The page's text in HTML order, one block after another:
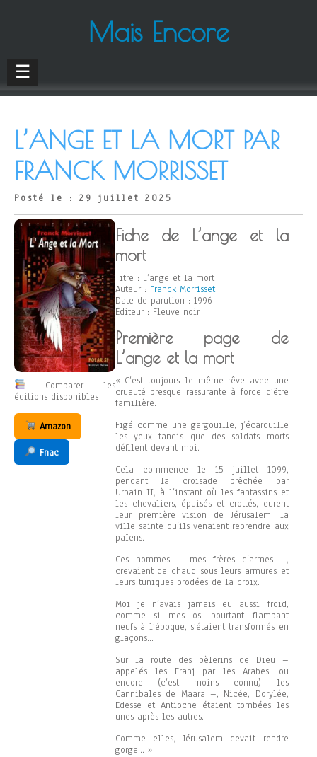
Mais Encore
☰
L’ANGE ET LA MORT PAR
FRANCK MORRISSET
Posté le : 29 juillet 2025
Comparer les
éditions disponibles :
Amazon
Fnac
Fiche de L’ange et la
mort
Titre : L’ange et la mort
Auteur : Franck Morrisset
Date de parution : 1996
Editeur : Fleuve noir
Première page de
L’ange et la mort
« C’est toujours le même rêve avec une
cruauté presque rassurante à force d’être
familière.
Figé comme une gargouille, j’écarquille
les yeux tandis que des soldats morts
défilent devant moi.
Cela commence le 15 juillet 1099,
pendant la croisade prêchée par
Urbain II, à l’instant où les fantassins et
les chevaliers, épuisés et crottés, eurent
leur première vision de Jérusalem, la
ville sainte qu’ils venaient reprendre aux
païens.
Ces hommes – mes frères d’armes –,
crevaient de chaud sous leurs armures et
leurs tuniques brodées de la croix.
Moi je n’avais jamais eu aussi froid,
comme si mes os, pourtant flambant
neufs à l’époque, s’étaient transformés en
glaçons…
Sur la route des pèlerins de Dieu –
appelés les Franj par les Arabes, ou
encore (c’est moins connu) les
Cannibales de Maara –, Nicée, Dorylée,
Edesse et Antioche étaient tombées les
unes après les autres.
Comme elles, Jérusalem devait rendre
gorge… »